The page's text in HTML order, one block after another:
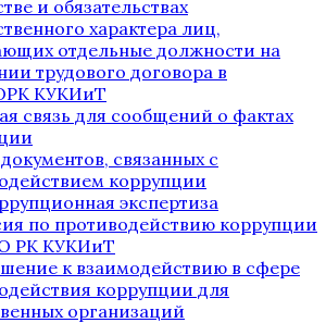
и обязательствах
характера лиц,
отдельные должности на
трудового договора в
КУКИиТ
связь для сообщений о фактах
связанных с
коррупции
экспертиза
по противодействию коррупции
РК КУКИиТ
к взаимодействию в сфере
коррупции для
организаций